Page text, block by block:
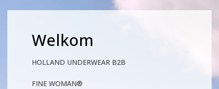
Welkom
HOLLAND UNDERWEAR B2B
FINE WOMAN®